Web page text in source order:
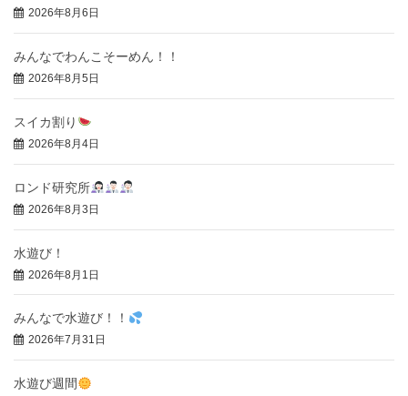
2026年8月6日
みんなでわんこそーめん！！
2026年8月5日
スイカ割り
2026年8月4日
ロンド研究所
2026年8月3日
水遊び！
2026年8月1日
みんなで水遊び！！
2026年7月31日
水遊び週間